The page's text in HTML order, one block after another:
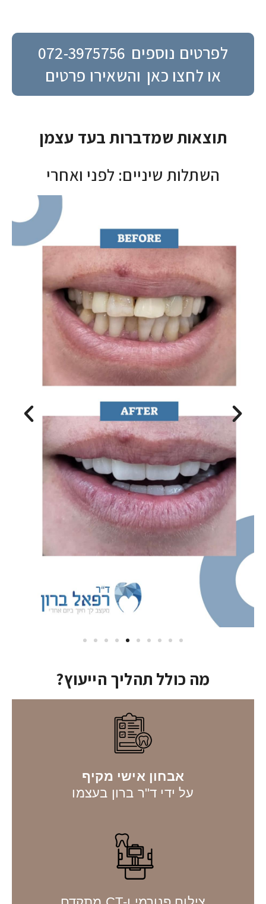
לפרטים נוספים 072-3975756
או לחצו כאן והשאירו פרטים
תוצאות שמדברות בעד עצמן
השתלות שיניים: לפני ואחרי
מה כולל תהליך הייעוץ?
אבחון אישי מקיף
על ידי ד"ר ברון בעצמו